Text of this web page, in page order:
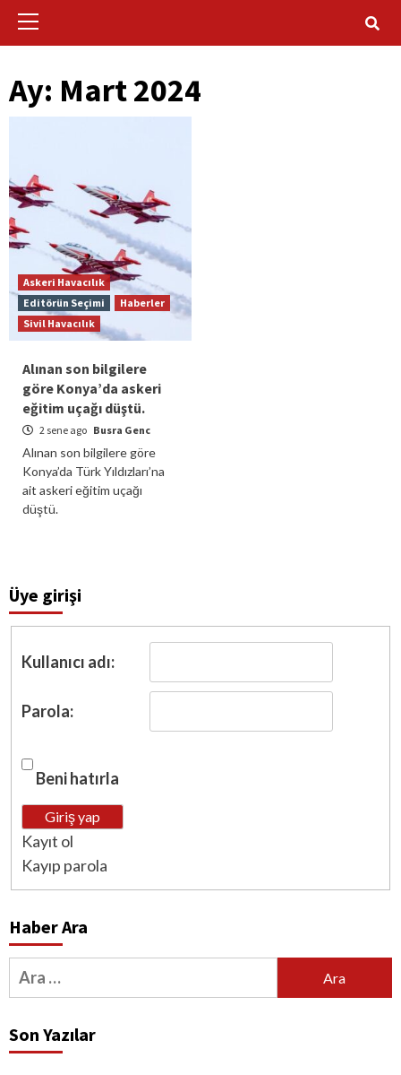
Primary
Ay: Mart 2024
Askeri Havacılık
Editörün Seçimi
Haberler
Sivil Havacılık
Alınan son bilgilere
göre Konya’da askeri
eğitim uçağı düştü.
2 sene ago Busra Genc
Alınan son bilgilere göre
Konya’da Türk Yıldızları’na
ait askeri eğitim uçağı
düştü.
Üye girişi
Kullanıcı adı:
Parola:
Beni hatırla
Giriş yap
Kayıt ol
Kayıp parola
Haber Ara
Arama:
Son Yazılar